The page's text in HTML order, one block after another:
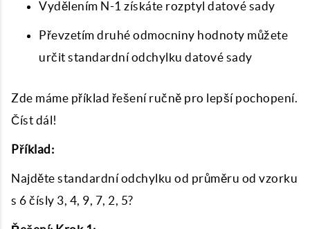
Vydělením N-1 získáte rozptyl datové sady
Převzetím druhé odmocniny hodnoty můžete
určit standardní odchylku datové sady
Zde máme příklad řešení ručně pro lepší pochopení.
Číst dál!
Příklad:
Najděte standardní odchylku od průměru od vzorku
s 6 čísly 3, 4, 9, 7, 2, 5?